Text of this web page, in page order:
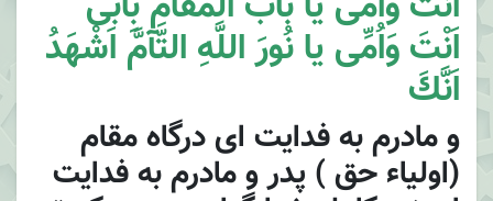
اَنْتَ وَاُمِّى يا نُورَ اللَّهِ التّآمَّ اَشْهَدُ
اَنَّكَ
و مادرم به فدايت اى درگاه مقام
(اولياء حق ) پدر و مادرم به فدايت